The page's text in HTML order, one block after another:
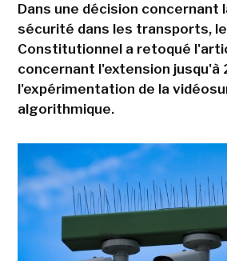
Dans une décision concernant
sécurité dans les transports,
Constitutionnel a retoqué
concernant l'extension jusqu'à
l'expérimentation de la
algorithmique.